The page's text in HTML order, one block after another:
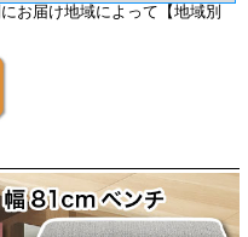
お届け地域によって【地域別